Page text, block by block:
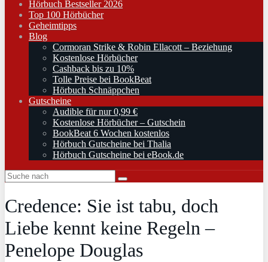
Hörbuch Bestseller 2026
Top 100 Hörbücher
Geheimtipps
Blog
Cormoran Strike & Robin Ellacott – Beziehung
Kostenlose Hörbücher
Cashback bis zu 10%
Tolle Preise bei BookBeat
Hörbuch Schnäppchen
Gutscheine
Audible für nur 0,99 €
Kostenlose Hörbücher – Gutschein
BookBeat 6 Wochen kostenlos
Hörbuch Gutscheine bei Thalia
Hörbuch Gutscheine bei eBook.de
Credence: Sie ist tabu, doch
Liebe kennt keine Regeln –
Penelope Douglas